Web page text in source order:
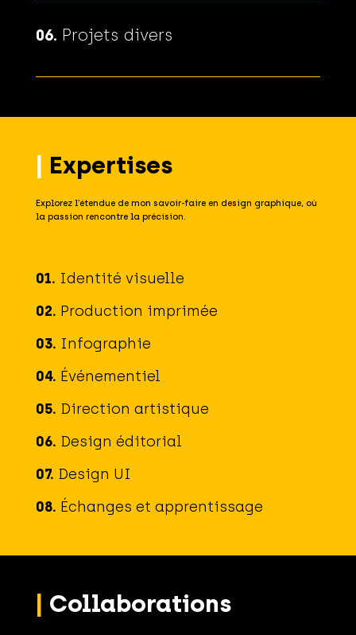
06. Projets divers
| Expertises
Explorez l’étendue de mon savoir-faire en design graphique, où
la passion rencontre la précision.
01. Identité visuelle
02. Production imprimée
03. Infographie
04. Événementiel
05. Direction artistique
06. Design éditorial
07. Design UI
08. Échanges et apprentissage
| Collaborations